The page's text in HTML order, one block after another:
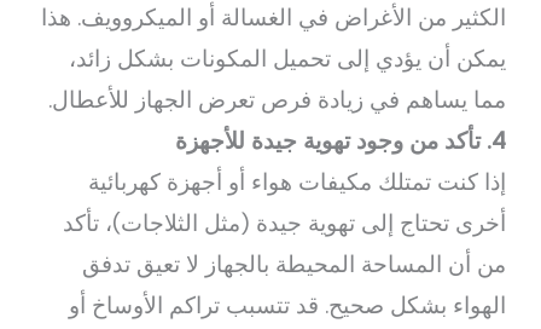
الكثير من الأغراض في الغسالة أو الميكروويف. هذا
يمكن أن يؤدي إلى تحميل المكونات بشكل زائد،
مما يساهم في زيادة فرص تعرض الجهاز للأعطال.
4. تأكد من وجود تهوية جيدة للأجهزة
إذا كنت تمتلك مكيفات هواء أو أجهزة كهربائية
أخرى تحتاج إلى تهوية جيدة (مثل الثلاجات)، تأكد
من أن المساحة المحيطة بالجهاز لا تعيق تدفق
الهواء بشكل صحيح. قد تتسبب تراكم الأوساخ أو